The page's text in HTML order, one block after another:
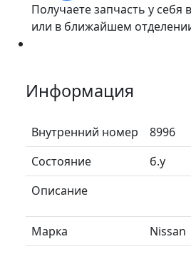
Получаете запчасть у себя
или в ближайшем
Информация
Внутренний номер
8996
Состояние
б.у
Описание
Марка
Nissan